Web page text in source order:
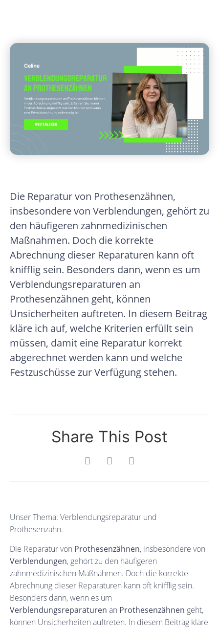
Die Reparatur von Prothesenzähnen,
insbesondere von Verblendungen, gehört zu
den häufigeren zahnmedizinischen
Maßnahmen. Doch die korrekte
Abrechnung dieser Reparaturen kann oft
knifflig sein. Besonders dann, wenn es um
Verblendungsreparaturen an
Prothesenzähnen geht, können
Unsicherheiten auftreten. In diesem Beitrag
kläre ich auf, welche Kriterien erfüllt sein
müssen, damit eine Reparatur korrekt
abgerechnet werden kann und welche
Festzuschüsse zur Verfügung stehen.
Share This Post
Unser Thema: Verblendungsreparatur und
Prothesenzahn.
Die Reparatur von Prothesenzähnen, insbesondere von
Verblendungen, gehört zu den häufigeren
zahnmedizinischen Maßnahmen. Doch die korrekte
Abrechnung dieser Reparaturen kann oft knifflig sein.
Besonders dann, wenn es um
Verblendungsreparaturen an Prothesenzähnen geht,
können Unsicherheiten auftreten. In diesem Beitrag kläre